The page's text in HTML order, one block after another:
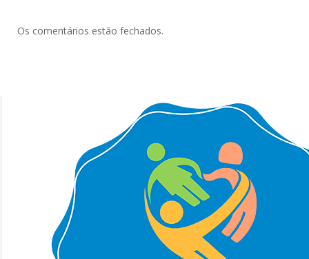
Os comentários estão fechados.